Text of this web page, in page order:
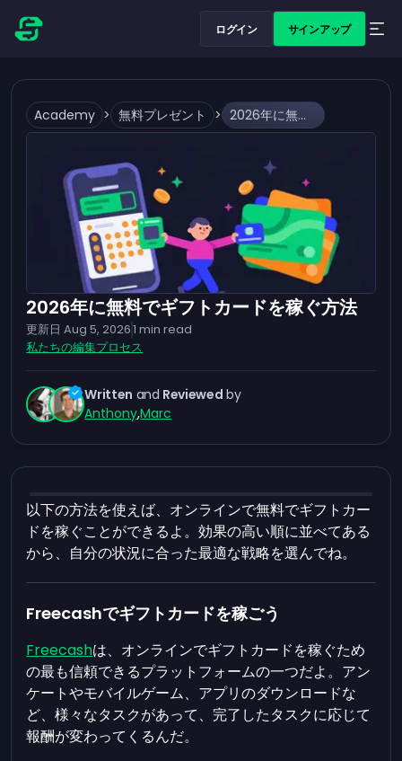
ログイン サインアップ
Academy > 無料プレゼント > 2026年に無料でギフトカードを稼ぐ方法
2026年に無料でギフトカードを稼ぐ方法
更新日 Aug 5, 20261 min read
私たちの編集プロセス
Written and Reviewed by
Anthony,Marc
以下の方法を使えば、オンラインで無料でギフトカー
ドを稼ぐことができるよ。効果の高い順に並べてある
から、自分の状況に合った最適な戦略を選んでね。
Freecashでギフトカードを稼ごう
Freecashは、オンラインでギフトカードを稼ぐため
の最も信頼できるプラットフォームの一つだよ。アン
ケートやモバイルゲーム、アプリのダウンロードな
ど、様々なタスクがあって、完了したタスクに応じて
報酬が変わってくるんだ。